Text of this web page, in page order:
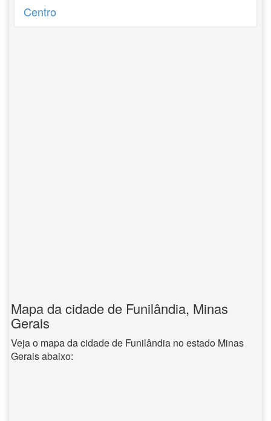
Centro
Mapa da cidade de Funilândia, Minas
Gerais
Veja o mapa da cidade de Funilândia no estado Minas
Gerais abaixo: